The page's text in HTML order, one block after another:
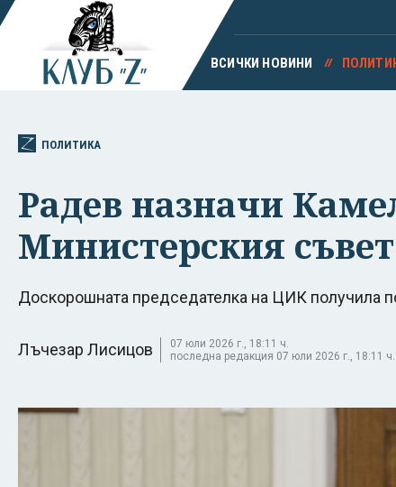
ВСИЧКИ НОВИНИ
ПОЛИТИКА
Радев назначи
Министерския съвет
Доскорошната председателка на ЦИК получила
Лъчезар Лисицов
07 юли 2026 г., 18:11 ч.
последна редакция 07 юли 2026 г., 18:11 ч.